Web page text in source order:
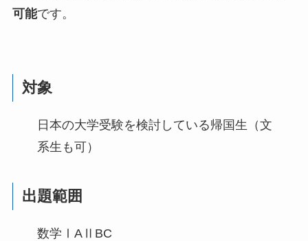
可能です。
対象
日本の大学受験を検討している帰国生（文
系生も可）
出題範囲
数学ⅠAⅡBC